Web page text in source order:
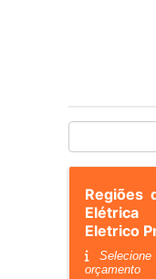
Regiões
Eletrico
orçamento